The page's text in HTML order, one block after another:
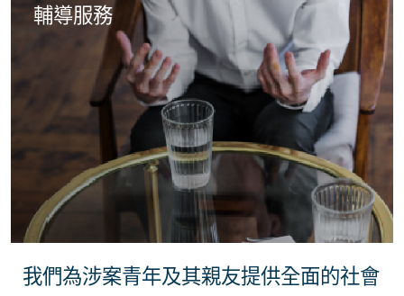
輔導服務
我們為涉案青年及其親友提供全面的社會